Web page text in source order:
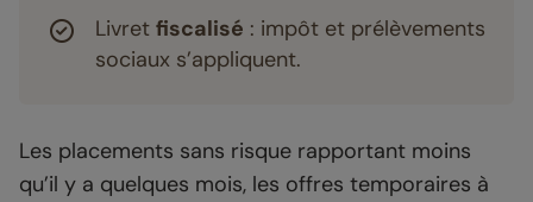
Livret fiscalisé : impôt et prélèvements
sociaux s’appliquent.
Les placements sans risque rapportant moins
qu’il y a quelques mois, les offres temporaires à